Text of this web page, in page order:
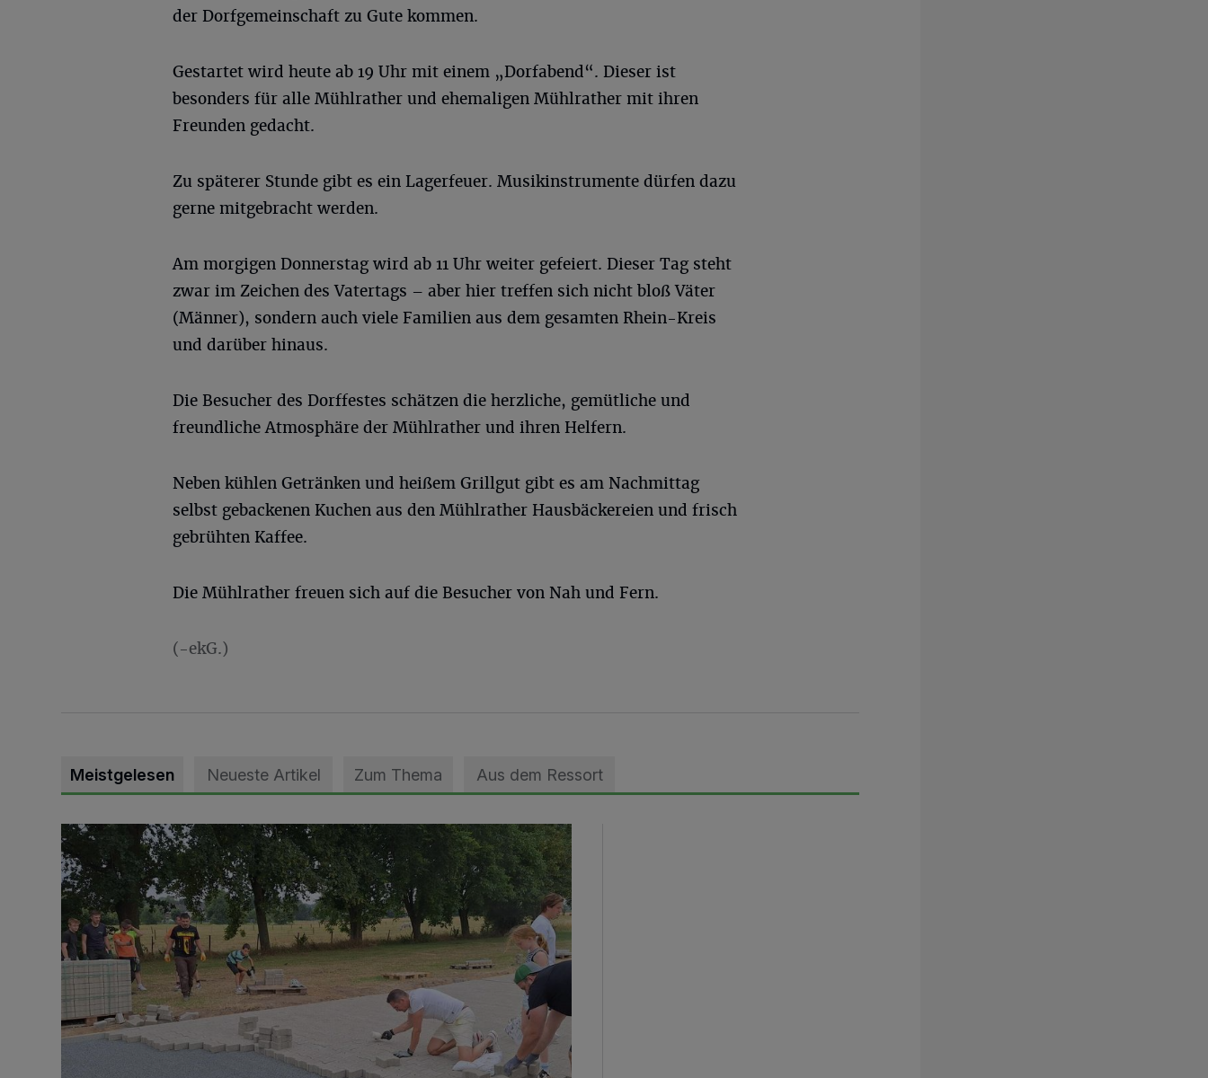
der Dorfgemeinschaft zu Gute kommen.
Gestartet wird heute ab 19 Uhr mit einem „Dorfabend“. Dieser ist
besonders für alle Mühlrather und ehemaligen Mühlrather mit ihren
Freunden gedacht.
Zu späterer Stunde gibt es ein Lagerfeuer. Musikinstrumente dürfen dazu
gerne mitgebracht werden.
Am morgigen Donnerstag wird ab 11 Uhr weiter gefeiert. Dieser Tag steht
zwar im Zeichen des Vatertags – aber hier treffen sich nicht bloß Väter
(Männer), sondern auch viele Familien aus dem gesamten Rhein-Kreis
und darüber hinaus.
Die Besucher des Dorffestes schätzen die herzliche, gemütliche und
freundliche Atmosphäre der Mühlrather und ihren Helfern.
Neben kühlen Getränken und heißem Grillgut gibt es am Nachmittag
selbst gebackenen Kuchen aus den Mühlrather Hausbäckereien und frisch
gebrühten Kaffee.
Die Mühlrather freuen sich auf die Besucher von Nah und Fern.
(-ekG.)
Meistgelesen Neueste Artikel Zum Thema Aus dem Ressort
Pünktlich zum Schützenfest den Weg zum Festzelt geebnet